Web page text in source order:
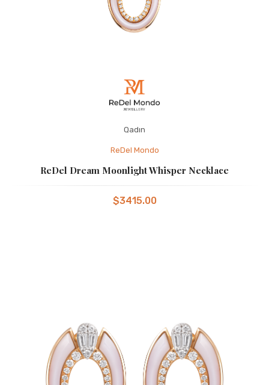
Qadın
ReDel Mondo
ReDel Dream Moonlight Whisper Necklace
$3415.00